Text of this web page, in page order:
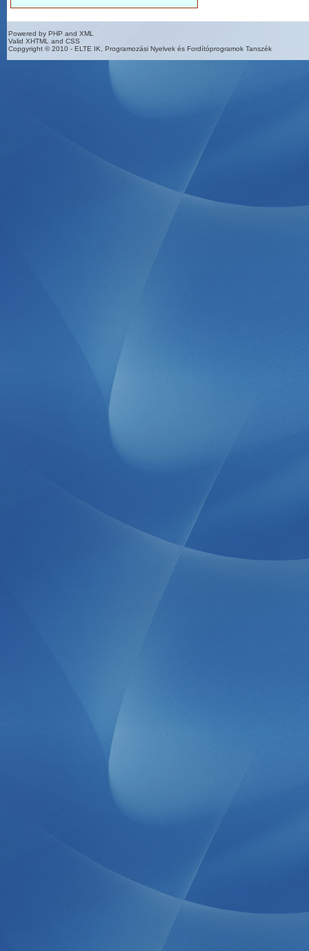
Powered by PHP and XML
Valid XHTML and CSS
Copgyright © 2010 - ELTE IK, Programozási Nyelvek és Fordítóprogramok Tanszék